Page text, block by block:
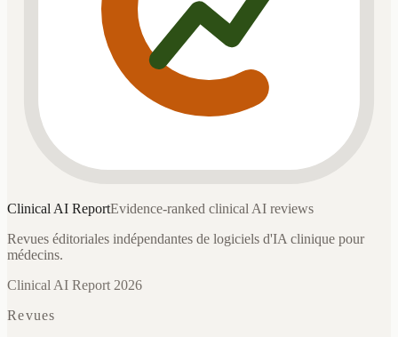
Clinical AI ReportEvidence-ranked clinical AI reviews
Revues éditoriales indépendantes de logiciels d'IA clinique pour
médecins.
Clinical AI Report 2026
Revues